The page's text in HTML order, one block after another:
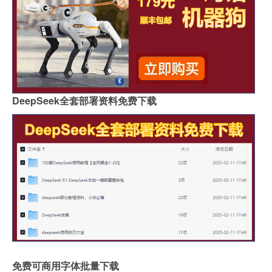
DeepSeek全套部署资料免费下载
免费可商用字体批量下载